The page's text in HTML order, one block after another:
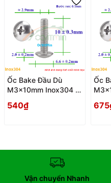
Ốc Bake Đầu Dù
M3x10mm Inox304 -
540₫
Ốc
Vận chuyển Nhanh